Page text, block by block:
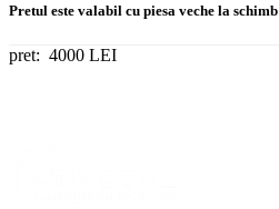
Pretul este valabil cu piesa veche la schimb
pret: 4000 LEI